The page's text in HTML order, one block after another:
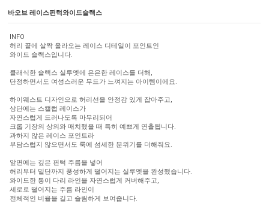
바오브 레이스핀턱와이드슬랙스
INFO
허리 끝에 살짝 올라오는 레이스 디테일이 포인트인
와이드 슬랙스입니다.
클래식한 슬랙스 실루엣에 은은한 레이스를 더해,
단정하면서도 여성스러운 무드가 느껴지는 아이템이에요.
하이웨스트 디자인으로 허리선을 안정감 있게 잡아주고,
상단에는 스캘럽 레이스가
자연스럽게 드러나도록 마무리되어
크롭 기장의 상의와 매치했을 때 특히 예쁘게 연출됩니다.
과하지 않은 레이스 포인트라
부담스럽지 않으면서도 룩에 섬세한 분위기를 더해줘요.
앞면에는 깊은 핀턱 주름을 넣어
허리부터 밑단까지 풍성하게 떨어지는 실루엣을 완성했습니다.
와이드한 통이 다리 라인을 자연스럽게 커버해주고,
세로로 떨어지는 주름 라인이
전체적인 비율을 길고 슬림하게 보여줍니다.